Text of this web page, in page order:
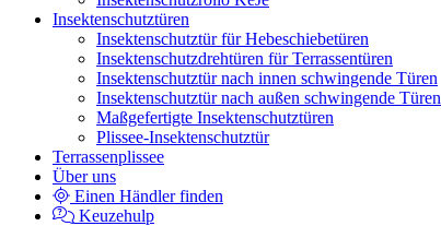
Insektenschutztüren
Insektenschutztür für Hebeschiebetüren
Insektenschutzdrehtüren für Terrassentüren
Insektenschutztür nach innen schwingende Türen
Insektenschutztür nach außen schwingende Türen
Maßgefertigte Insektenschutztüren
Plissee-Insektenschutztür
Terrassenplissee
Über uns
Einen Händler finden
Keuzehulp